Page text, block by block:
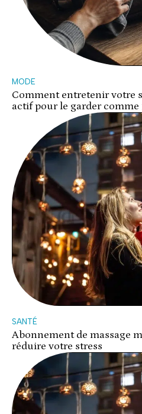
MODE
Comment entretenir votre
actif pour le garder comme
SANTÉ
Abonnement de massage
réduire votre stress